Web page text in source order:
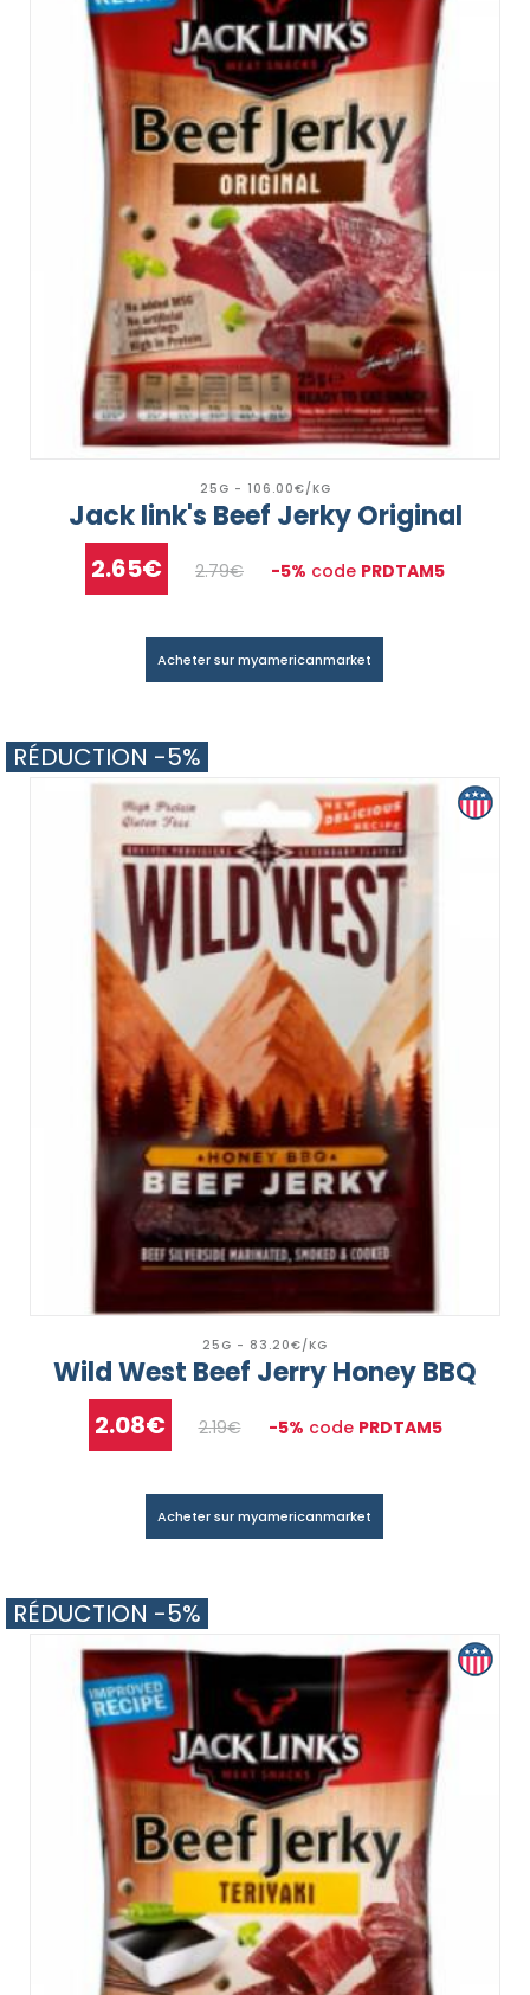
25G - 106.00€/KG
Jack link's Beef Jerky Original
2.65€ 2.79€ -5% code PRDTAM5
Acheter sur myamericanmarket
25G - 83.20€/KG
Wild West Beef Jerry Honey BBQ
2.08€ 2.19€ -5% code PRDTAM5
RÉDUCTION -5%
Acheter sur myamericanmarket
RÉDUCTION -5%